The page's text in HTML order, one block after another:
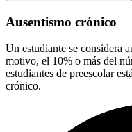
Ausentismo crónico
Un estudiante se considera
motivo, el 10% o más del
estudiantes de preescolar
crónico.